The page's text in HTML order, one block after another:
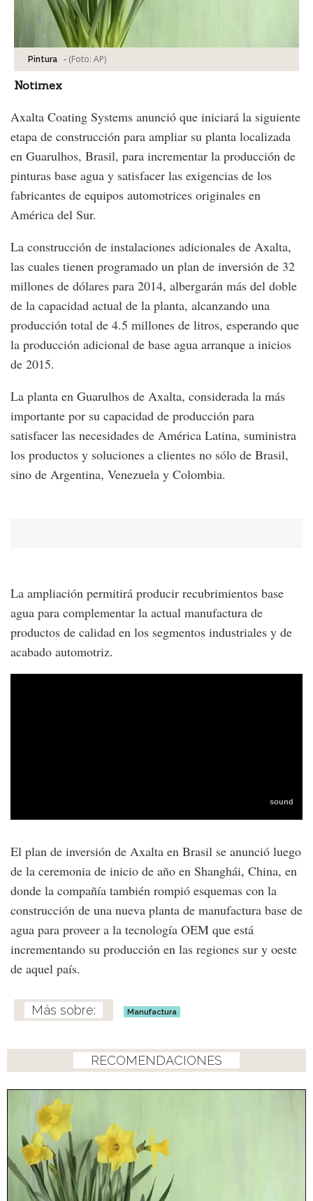
Pintura - (Foto: AP)
Notimex
Axalta Coating Systems anunció que iniciará la siguiente
etapa de construcción para ampliar su planta localizada
en Guarulhos, Brasil, para incrementar la producción de
pinturas base agua y satisfacer las exigencias de los
fabricantes de equipos automotrices originales en
América del Sur.
La construcción de instalaciones adicionales de Axalta,
las cuales tienen programado un plan de inversión de 32
millones de dólares para 2014, albergarán más del doble
de la capacidad actual de la planta, alcanzando una
producción total de 4.5 millones de litros, esperando que
la producción adicional de base agua arranque a inicios
de 2015.
La planta en Guarulhos de Axalta, considerada la más
importante por su capacidad de producción para
satisfacer las necesidades de América Latina, suministra
los productos y soluciones a clientes no sólo de Brasil,
sino de Argentina, Venezuela y Colombia.
La ampliación permitirá producir recubrimientos base
agua para complementar la actual manufactura de
productos de calidad en los segmentos industriales y de
acabado automotriz.
El plan de inversión de Axalta en Brasil se anunció luego
de la ceremonia de inicio de año en Shanghái, China, en
donde la compañía también rompió esquemas con la
construcción de una nueva planta de manufactura base de
agua para proveer a la tecnología OEM que está
incrementando su producción en las regiones sur y oeste
de aquel país.
Manufactura
RECOMENDACIONES